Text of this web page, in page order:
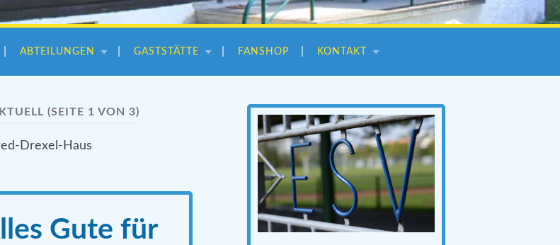
ABTEILUNGEN GASTSTÄTTE FANSHOP KONTAKT
(SEITE 1 VON 3)
Drexel-Haus
Gute für